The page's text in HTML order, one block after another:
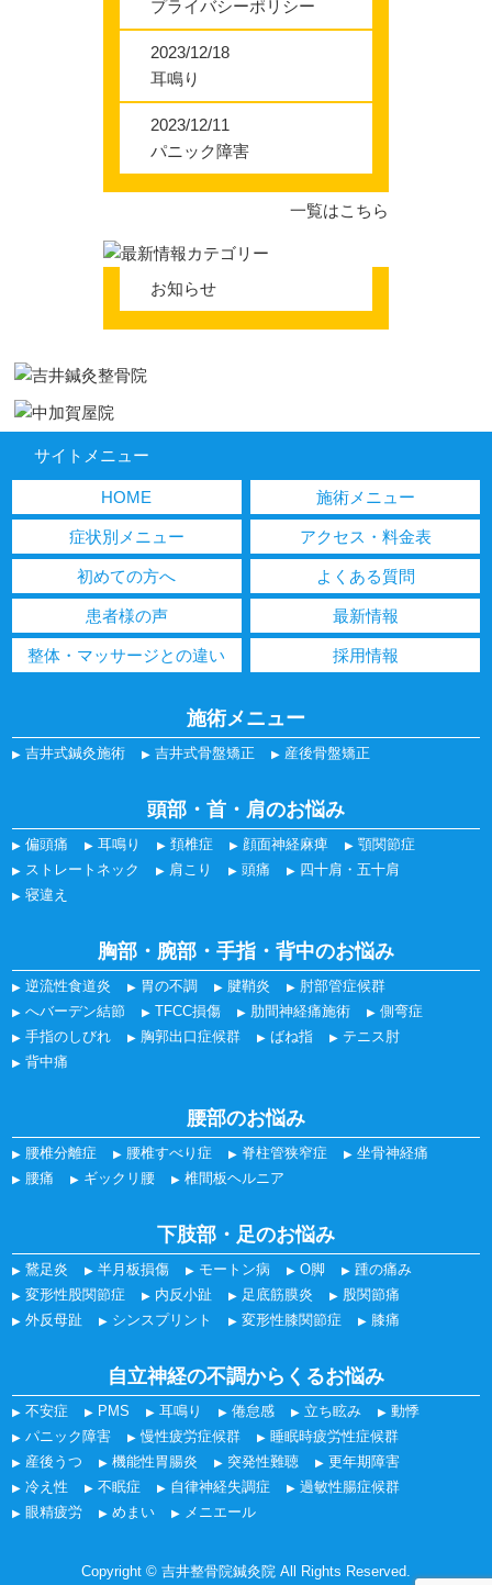
プライバシーポリシー
2023/12/18
耳鳴り
2023/12/11
パニック障害
一覧はこちら
お知らせ
サイトメニュー
HOME 施術メニュー
症状別メニュー アクセス・料金表
初めての方へ よくある質問
患者様の声 最新情報
整体・マッサージとの違い 採用情報
施術メニュー
吉井式鍼灸施術 吉井式骨盤矯正 産後骨盤矯正
頭部・首・肩のお悩み
偏頭痛 耳鳴り 頚椎症 顔面神経麻痺
顎関節症
ストレートネック
肩こり 頭痛
四十肩・五十肩
寝違え
胸部・腕部・手指・背中のお悩み
逆流性食道炎 胃の不調 腱鞘炎
肘部管症候群
へバーデン結節
TFCC損傷 肋間神経痛施術
側弯症
手指のしびれ
胸郭出口症候群 ばね指
テニス肘
背中痛
腰部のお悩み
腰椎分離症 腰椎すべり症 脊柱管狭窄症
坐骨神経痛
腰痛
ギックリ腰 椎間板ヘルニア
下肢部・足のお悩み
鵞足炎 半月板損傷 モートン病 O脚
踵の痛み
変形性股関節症
内反小趾 足底筋膜炎
股関節痛
外反母趾
シンスプリント 変形性膝関節症 膝痛
自立神経の不調からくるお悩み
不安症 PMS 耳鳴り 倦怠感 立ち眩み
動悸
パニック障害
慢性疲労症候群
睡眠時疲労性症候群
産後うつ
機能性胃腸炎 突発性難聴
更年期障害
冷え性
不眠症 自律神経失調症
過敏性腸症候群
眼精疲労
めまい メニエール
Copyright © 吉井整骨院鍼灸院 All Rights Reserved.